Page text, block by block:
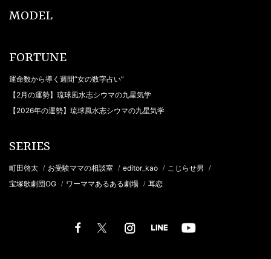
MODEL
FORTUNE
運命数から導く週間“女の数字占い”
【2月の運勢】琉球風水志シウマの九星気学
【2026年の運勢】琉球風水志シウマの九星気学
SERIES
町田啓太 / お受験ママの相談室 / editor_kao / こじらせ男 /
宝塚歌劇団OG / ワーママあるある劇場 / 耳恋